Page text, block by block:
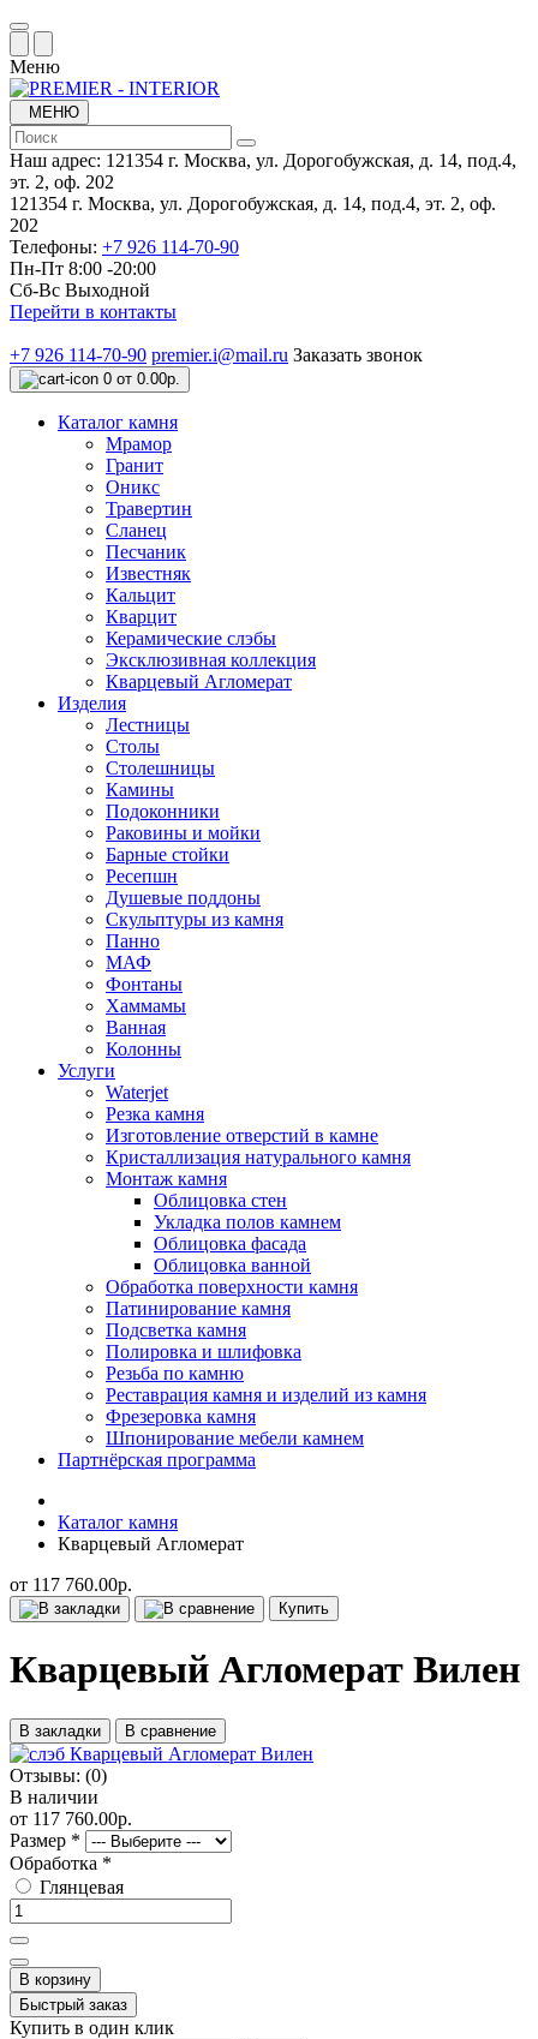
Меню
МЕНЮ
Наш адрес: 121354 г. Москва, ул. Дорогобужская, д. 14, под.4,
эт. 2, оф. 202
121354 г. Москва, ул. Дорогобужская, д. 14, под.4, эт. 2, оф.
202
Телефоны: +7 926 114-70-90
Пн-Пт 8:00 -20:00
Сб-Вс Выходной
Перейти в контакты
+7 926 114-70-90 premier.i@mail.ru Заказать звонок
0 от 0.00р.
Каталог камня
Мрамор
Гранит
Оникс
Травертин
Сланец
Песчаник
Известняк
Кальцит
Кварцит
Керамические слэбы
Эксклюзивная коллекция
Кварцевый Агломерат
Изделия
Лестницы
Столы
Столешницы
Камины
Подоконники
Раковины и мойки
Барные стойки
Ресепшн
Душевые поддоны
Скульптуры из камня
Панно
МАФ
Фонтаны
Хаммамы
Ванная
Колонны
Услуги
Waterjet
Резка камня
Изготовление отверстий в камне
Кристаллизация натурального камня
Монтаж камня
Облицовка стен
Укладка полов камнем
Облицовка фасада
Облицовка ванной
Обработка поверхности камня
Патинирование камня
Подсветка камня
Полировка и шлифовка
Резьба по камню
Реставрация камня и изделий из камня
Фрезеровка камня
Шпонирование мебели камнем
Партнёрская программа
Каталог камня
Кварцевый Агломерат
от 117 760.00р.
Купить
Кварцевый Агломерат Вилен
В закладки В сравнение
Отзывы: (0)
В наличии
от 117 760.00р.
Размер *
Обработка *
Глянцевая
В корзину
Быстрый заказ
Купить в один клик